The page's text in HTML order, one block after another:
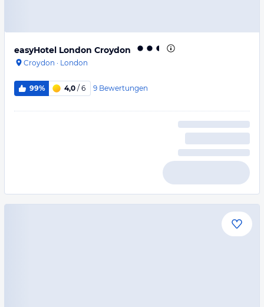
easyHotel London Croydon
Croydon · London
99% 4,0 / 6 9 Bewertungen